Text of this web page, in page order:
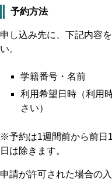
予約方法
申し込み先に、下記内容
い。
学籍番号・名前
利用希望日時（利用
さい）
※予約は1週間前から前日
日は除きます。
申請が許可された場合の